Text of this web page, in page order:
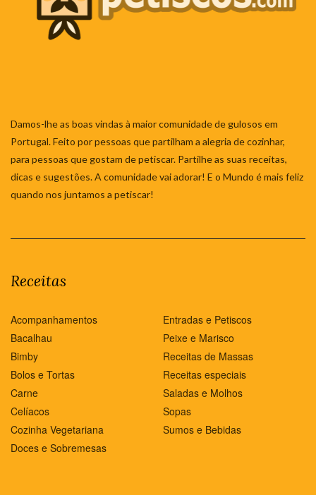
Damos-lhe as boas vindas à maior comunidade de gulosos em
Portugal. Feito por pessoas que partilham a alegria de cozinhar,
para pessoas que gostam de petiscar. Partilhe as suas receitas,
dicas e sugestões. A comunidade vai adorar! E o Mundo é mais feliz
quando nos juntamos a petiscar!
Receitas
Acompanhamentos
Bacalhau
Bimby
Bolos e Tortas
Carne
Celíacos
Cozinha Vegetariana
Doces e Sobremesas
Entradas e Petiscos
Peixe e Marisco
Receitas de Massas
Receitas especiais
Saladas e Molhos
Sopas
Sumos e Bebidas